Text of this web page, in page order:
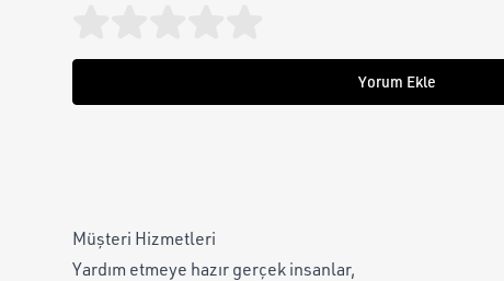
Yorum Ekle
Müşteri Hizmetleri
Yardım etmeye hazır gerçek insanlar,